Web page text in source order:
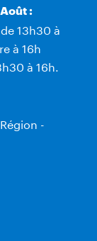
:
13h30 à
à 16h
à 16h.
-